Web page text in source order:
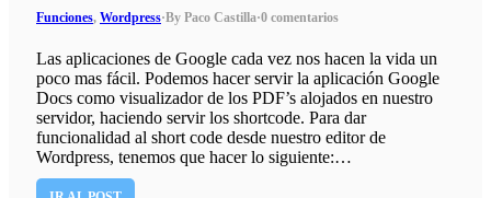
Funciones, Wordpress·By Paco Castilla·0 comentarios
Las aplicaciones de Google cada vez nos hacen la vida un
poco mas fácil. Podemos hacer servir la aplicación Google
Docs como visualizador de los PDF’s alojados en nuestro
servidor, haciendo servir los shortcode. Para dar
funcionalidad al short code desde nuestro editor de
Wordpress, tenemos que hacer lo siguiente:…